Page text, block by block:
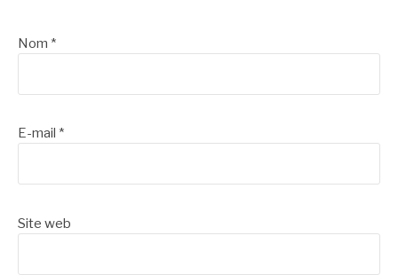
Nom *
E-mail *
Site web